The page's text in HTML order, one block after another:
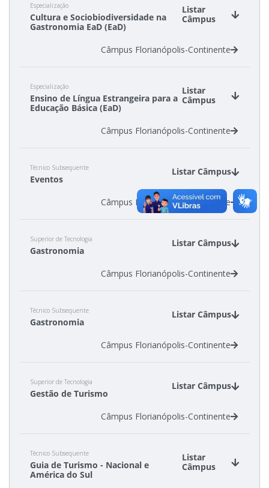
Especialização
Cultura e Sociobiodiversidade na
Gastronomia EaD (EaD)
Listar
Câmpus
Câmpus Florianópolis-Continente
Especialização
Ensino de Língua Estrangeira para a
Educação Básica (EaD)
Listar
Câmpus
Câmpus Florianópolis-Continente
Técnico Subsequente
Eventos
Listar Câmpus
Câmpus Florianópolis-Continente
Superior de Tecnologia
Gastronomia
Listar Câmpus
Câmpus Florianópolis-Continente
Técnico Subsequente
Gastronomia
Listar Câmpus
Câmpus Florianópolis-Continente
Superior de Tecnologia
Gestão de Turismo
Listar Câmpus
Câmpus Florianópolis-Continente
Técnico Subsequente
Guia de Turismo - Nacional e
América do Sul
Listar
Câmpus